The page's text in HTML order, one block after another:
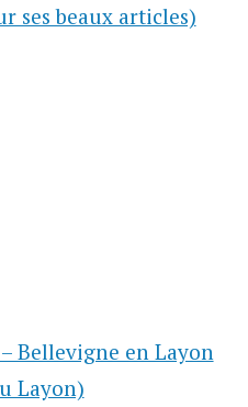
ses beaux articles)
Bellevigne en Layon
Layon)